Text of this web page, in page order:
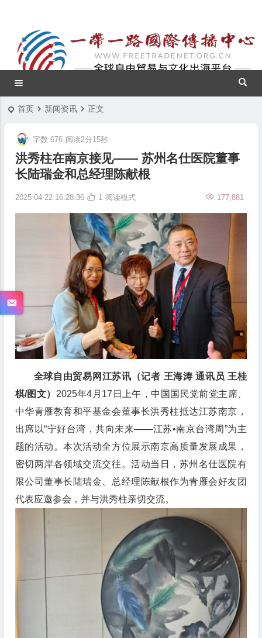
首页 新闻资讯 正文
洪秀柱在南京接见—— 苏州名仕医院董事
长陆瑞金和总经理陈献根
2025-04-22 16:28:36 177,881
1
字数 676 阅读2分15秒
阅读模式
全球自由贸易网江苏讯（记者 王海涛 通讯员 王桂
棋/图文） 2025年4月17日上午，中国国民党前党主席、
中华青雁教育和平基金会董事长洪秀柱抵达江苏南京，
出席以“宁好台湾，共向未来——江苏•南京台湾周”为主
题的活动。本次活动全方位展示南京高质量发展成果，
密切两岸各领域交流交往。活动当日，苏州名仕医院有
限公司董事长陆瑞金、总经理陈献根作为青雁会好友团
代表应邀参会，并与洪秀柱亲切交流。